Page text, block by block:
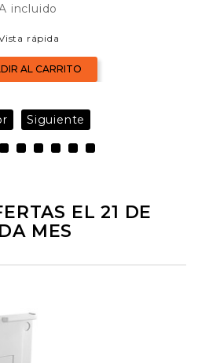
incluido
rápida
AL CARRITO
Siguiente
EL 21 DE
MES